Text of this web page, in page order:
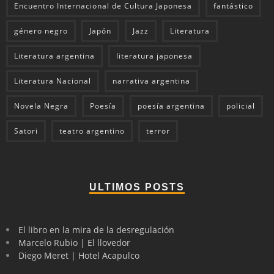
Encuentro Internacional de Cultura Japonesa fantástico
género negro Japón Jazz Literatura
Literatura argentina literatura japonesa
Literatura Nacional narrativa argentina
Novela Negra Poesía poesía argentina policial
Satori teatro argentino terror
ULTIMOS POSTS
El libro en la mira de la desregulación
Marcelo Rubio | El llovedor
Diego Meret | Hotel Acapulco